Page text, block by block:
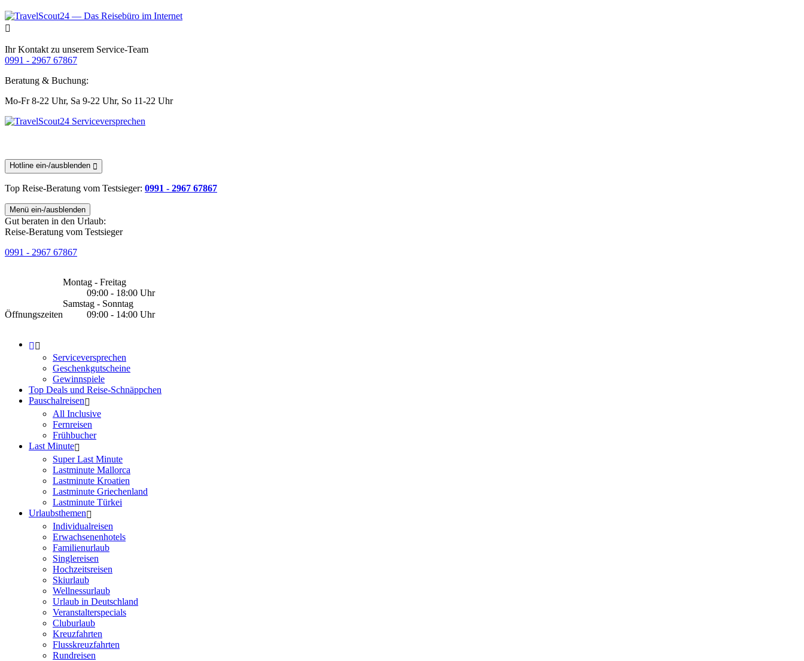
Ihr Kontakt zu unserem Service-Team
0991 - 2967 67867
Beratung & Buchung:
Mo-Fr 8-22 Uhr, Sa 9-22 Uhr, So 11-22 Uhr
Hotline ein-/ausblenden
Top Reise-Beratung vom Testsieger: 0991 - 2967 67867
Menü ein-/ausblenden
Gut beraten in den Urlaub:
Reise-Beratung vom Testsieger
0991 - 2967 67867
Öffnungszeiten
Montag - Freitag
09:00 - 18:00 Uhr
Samstag - Sonntag
09:00 - 14:00 Uhr
Serviceversprechen
Geschenkgutscheine
Gewinnspiele
Top Deals und Reise-Schnäppchen
Pauschalreisen
All Inclusive
Fernreisen
Frühbucher
Last Minute
Super Last Minute
Lastminute Mallorca
Lastminute Kroatien
Lastminute Griechenland
Lastminute Türkei
Urlaubsthemen
Individualreisen
Erwachsenenhotels
Familienurlaub
Singlereisen
Hochzeitsreisen
Skiurlaub
Wellnessurlaub
Urlaub in Deutschland
Veranstalterspecials
Cluburlaub
Kreuzfahrten
Flusskreuzfahrten
Rundreisen